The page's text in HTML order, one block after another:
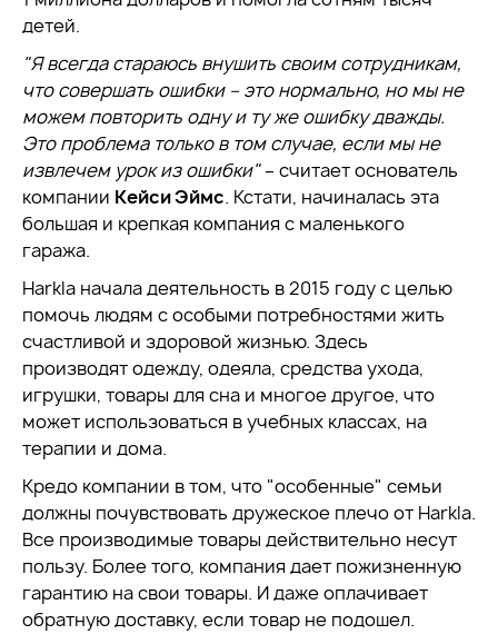
детей.
"Я всегда стараюсь внушить своим сотрудникам,
что совершать ошибки – это нормально, но мы не
можем повторить одну и ту же ошибку дважды.
Это проблема только в том случае, если мы не
извлечем урок из ошибки"– считает основатель
компании Кейси Эймс. Кстати, начиналась эта
большая и крепкая компания с маленького
гаража.
Harkla начала деятельность в 2015 году с целью
помочь людям с особыми потребностями жить
счастливой и здоровой жизнью. Здесь
производят одежду, одеяла, средства ухода,
игрушки, товары для сна и многое другое, что
может использоваться в учебных классах, на
терапии и дома.
Кредо компании в том, что "особенные" семьи
должны почувствовать дружеское плечо от Harkla.
Все производимые товары действительно несут
пользу. Более того, компания дает пожизненную
гарантию на свои товары. И даже оплачивает
обратную доставку, если товар не подошел.